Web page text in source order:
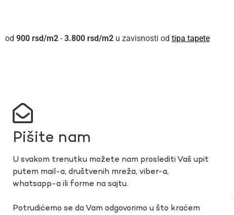
900 rsd - 3.800 rsd u zavisnosti od tipa tapete
Pišite nam
U svakom trenutku možete nam proslediti Vaš upit
putem mail-a, društvenih mreža, viber-a,
whatsapp-a ili forme na sajtu.
Potrudićemo se da Vam odgovorimo u što kraćem